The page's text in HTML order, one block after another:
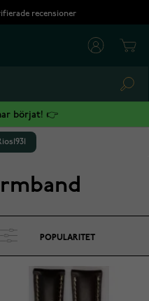
recensioner
börjat! 👉